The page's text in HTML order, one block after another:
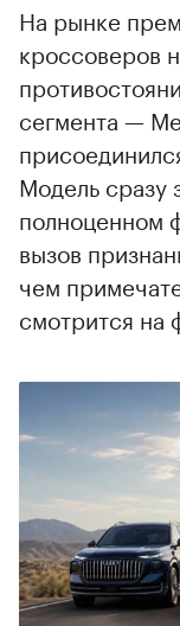
На рынке
кроссоверов
сегмента —
Модель сразу
полноценном
вызов
чем
смотрится на